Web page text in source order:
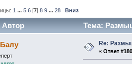
1 ...5 6 [7]8 9 ...28 Вниз
Автор Тема:
Балу Re:
«Ответ